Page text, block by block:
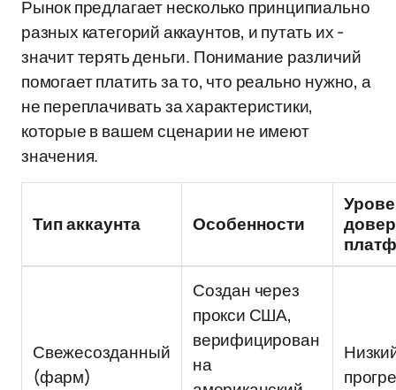
Рынок предлагает несколько принципиально
разных категорий аккаунтов, и путать их -
значит терять деньги. Понимание различий
помогает платить за то, что реально нужно, а
не переплачивать за характеристики,
которые в вашем сценарии не имеют
значения.
Тип аккаунта Особенности
Свежесозданный
(фарм)
Создан через
прокси США,
верифицирован
на